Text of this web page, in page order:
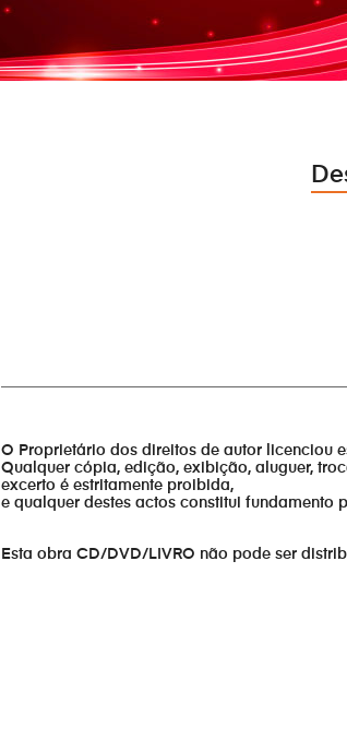
O Proprietário dos direitos de autor licenciou
Qualquer cópia, edição, exibição, aluguer,
excerto é estritamente proibida,
e qualquer destes actos constitui
Esta obra CD/DVD/LIVRO não pode ser